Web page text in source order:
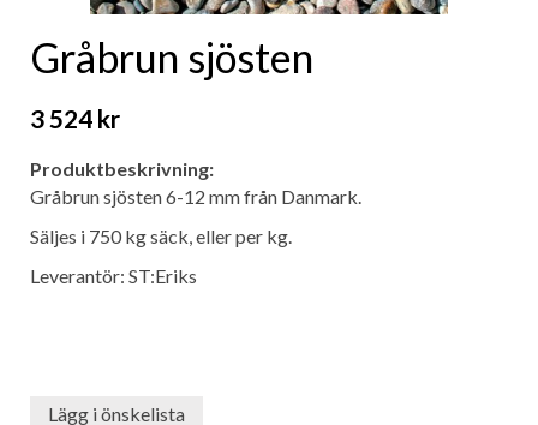
Gråbrun sjösten
3 524 kr
Produktbeskrivning:
Gråbrun sjösten 6-12 mm från Danmark.
Säljes i 750 kg säck, eller per kg.
Leverantör: ST:Eriks
Lägg i önskelista